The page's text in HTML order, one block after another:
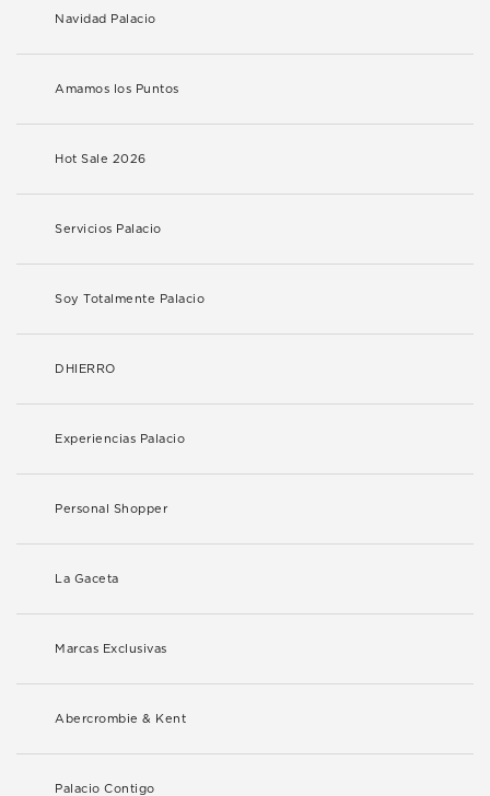
Navidad Palacio
Amamos los Puntos
Hot Sale 2026
Servicios Palacio
Soy Totalmente Palacio
DHIERRO
Experiencias Palacio
Personal Shopper
La Gaceta
Marcas Exclusivas
Abercrombie & Kent
Palacio Contigo